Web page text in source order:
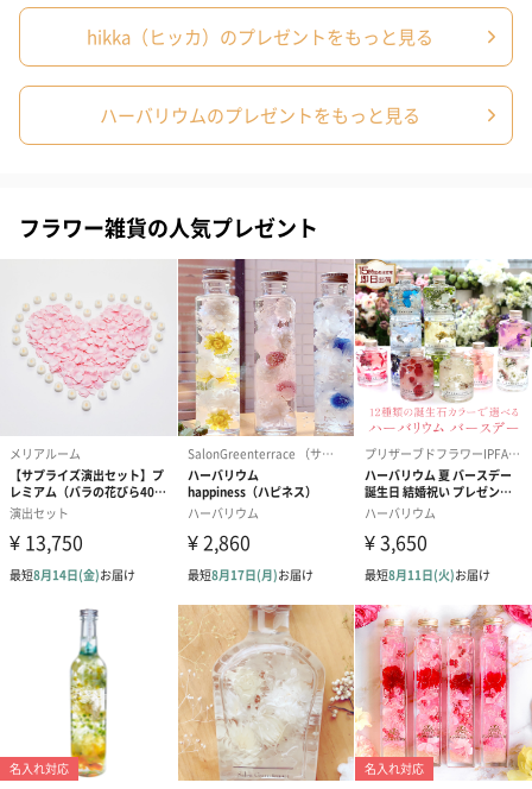
お届けボックスオプション
配送用のダンボールを装飾いたします。お相手のご住所に直接お
合は、紙袋との併用もおすすめです。
ダンボール装飾（ひま
わり）（720円）
ダンボール装飾（チュ
ーリップ）（720円）
ダンボール装
イトピンク×
ト）（580円）
紙袋
お渡し用の紙袋です。
商品に合わせたサイズをお届けします。
あり（280円）
hikka（ヒッカ）のプレゼントをもっと見る
ハーバリウムのプレゼントをもっと見る
フラワー雑貨の人気プレゼント